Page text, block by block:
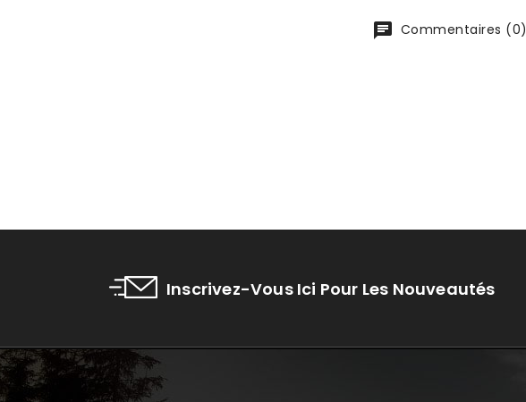
Commentaires (0)
Inscrivez-Vous Ici Pour Les Nouveautés